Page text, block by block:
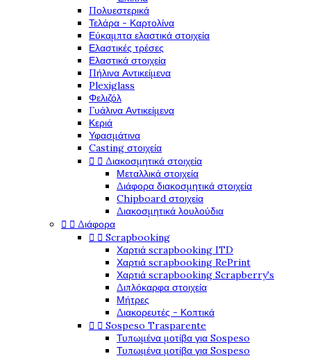
Πολυεστερικά
Τελάρα - Καρτολίνα
Εύκαμπτα ελαστικά στοιχεία
Ελαστικές τρέσες
Ελαστικά στοιχεία
Πήλινα Αντικείμενα
Plexiglass
Φελιζόλ
Γυάλινα Αντικείμενα
Κεριά
Υφασμάτινα
Casting στοιχεία
  Διακοσμητικά στοιχεία
Μεταλλικά στοιχεία
Διάφορα διακοσμητικά στοιχεία
Chipboard στοιχεία
Διακοσμητικά λουλούδια
  Διάφορα
  Scrapbooking
Χαρτιά scrapbooking ITD
Χαρτιά scrapbooking RePrint
Χαρτιά scrapbooking Scrapberry's
Διπλόκαρφα στοιχεία
Μήτρες
Διακορευτές - Κοπτικά
  Sospeso Trasparente
Τυπωμένα μοτίβα για Sospeso
Τυπωμένα μοτίβα για Sospeso